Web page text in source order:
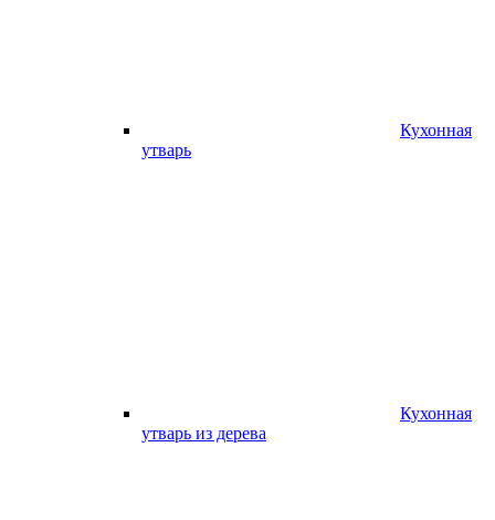
Кухонная
утварь
Кухонная
утварь из дерева